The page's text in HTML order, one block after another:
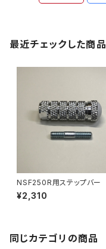
最近チェックした商品
NSF250R用ステップバー
¥2,310
同じカテゴリの商品